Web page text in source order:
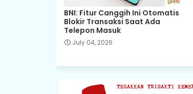
BNI: Fitur Canggih Ini Otomatis
Blokir Transaksi Saat Ada
Telepon Masuk
July 04, 2026